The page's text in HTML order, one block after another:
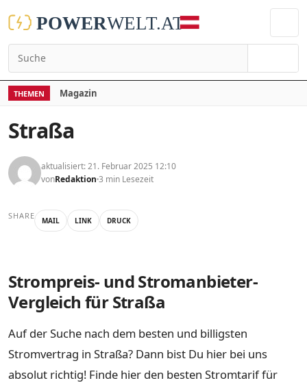
THEMEN Magazin
Straßa
aktualisiert: 21. Februar 2025 12:10
vonRedaktion 3 min Lesezeit
SHARE MAIL LINK DRUCK
Strompreis- und Stromanbieter-
Vergleich für Straßa
Auf der Suche nach dem besten und billigsten
Stromvertrag in Straßa? Dann bist Du hier bei uns
absolut richtig! Finde hier den besten Stromtarif für